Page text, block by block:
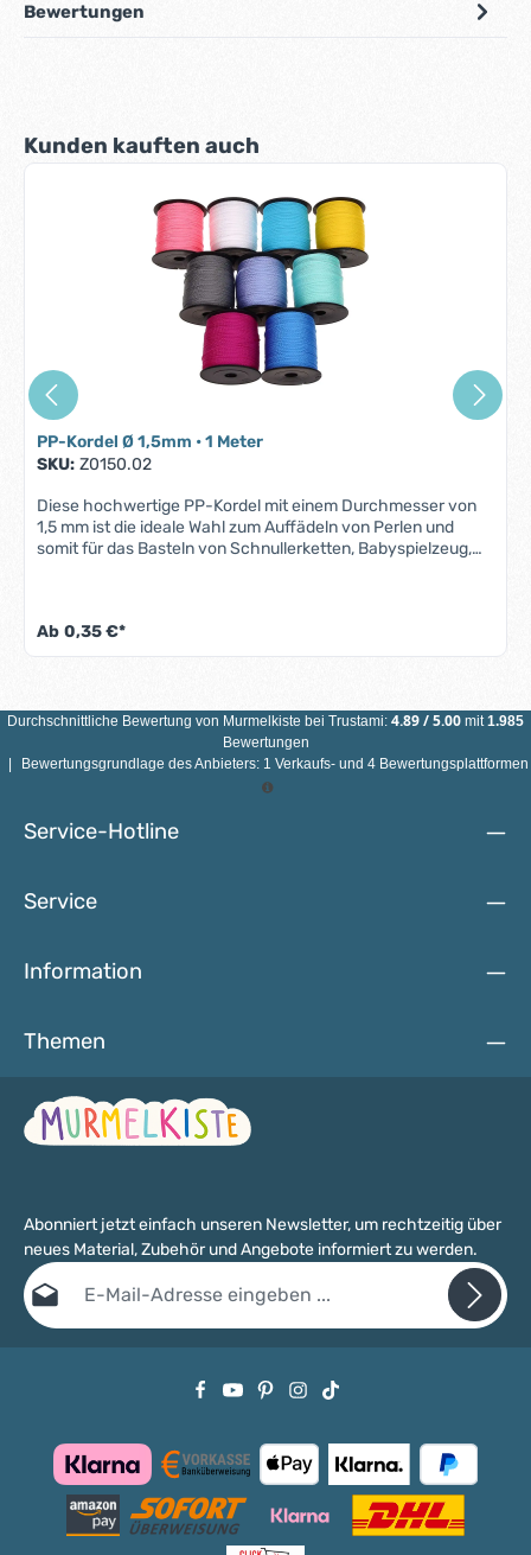
Bewertungen
Produktgalerie überspringen
Kunden kauften auch
PP-Kordel Ø 1,5mm • 1 Meter
SKU: Z0150.02
Diese hochwertige PP-Kordel mit einem Durchmesser von
1,5 mm ist die ideale Wahl zum Auffädeln von Perlen und
somit für das Basteln von Schnullerketten, Babyspielzeug,
wodurch sie auch bei häufigem Gebrauch langlebig und
formstabil bleibt. Hinweis: Die Kordel einzeln ist nicht für
Kordel Material: 100 % Polyester (PP-Kordel)Durchmesser:
1,5 mm Länge: 1 m Farbe: frei wählbar Eigenschaften: sehr
reißfest und strapazierfähig, verschweißbar Material: 100%
Polyester, geflochten Anwendung: Herstellung von
Anhängern, Schmuck und Baby-Spielzeug, Handyketten
Ab 0,35 €*
Durchschnittliche Bewertung von Murmelkiste bei Trustami: 4.89/5.00 mit1.985
Bewertungen
Bewertungsgrundlage des Anbieters: 1 Verkaufs- und 4 Bewertungsplattformen
Service-Hotline
Service
Information
Themen
Abonniert jetzt einfach unseren Newsletter, um rechtzeitig über
neues Material, Zubehör und Angebote informiert zu werden.
E-Mail-Adresse*
Datenschutzbestimmungenzur Kenntnis genommen